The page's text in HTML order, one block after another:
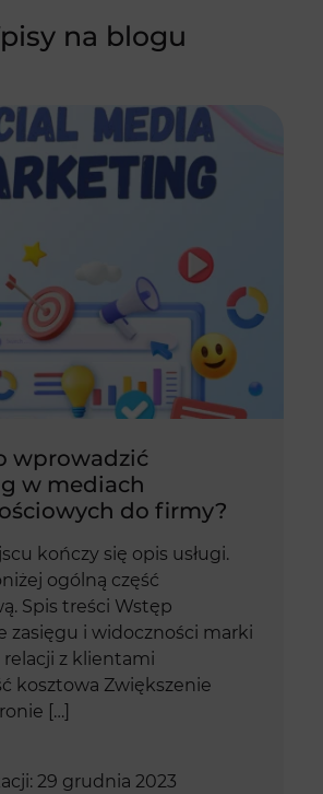
na blogu
wprowadzić
w mediach
do firmy?
kończy się opis usługi.
ogólną część
Spis treści Wstęp
zasięgu i widoczności marki
z klientami
kosztowa Zwiększenie
[…]
29 grudnia 2023